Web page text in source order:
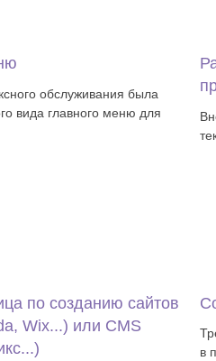
обслуживания была
вида главного меню для
по созданию сайтов
Wix...) или CMS
в